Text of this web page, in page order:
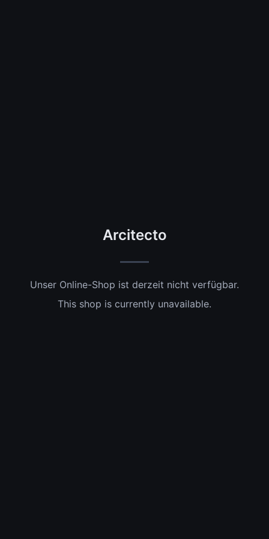
Arcitecto
Unser Online-Shop ist derzeit nicht verfügbar.
This shop is currently unavailable.